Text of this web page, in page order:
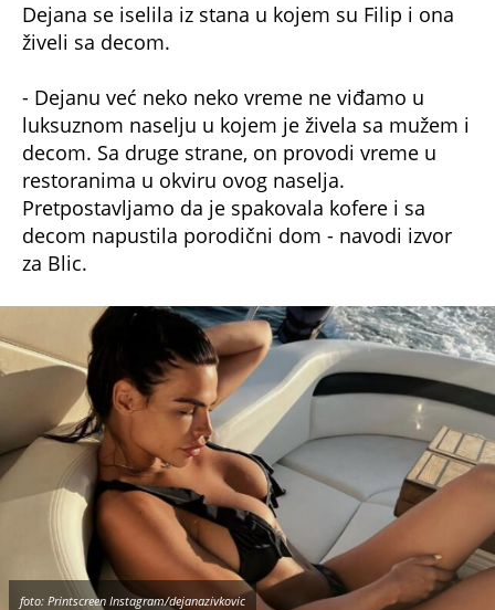
Dejana se iselila iz stana u kojem su Filip i ona
živeli sa decom.
- Dejanu već neko neko vreme ne viđamo u
luksuznom naselju u kojem je živela sa mužem i
decom. Sa druge strane, on provodi vreme u
restoranima u okviru ovog naselja.
Pretpostavljamo da je spakovala kofere i sa
decom napustila porodični dom - navodi izvor
za Blic.
foto: Printscreen Instagram/dejanazivkovic